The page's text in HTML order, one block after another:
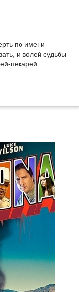
по имени
и волей судьбы
пекарей.